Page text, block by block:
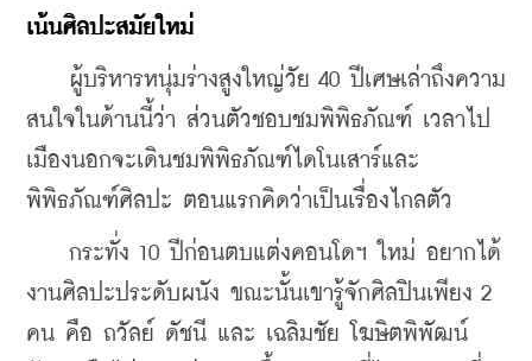
เน้นศิลปะสมัยใหม่
ผู้บริหารหนุ่มร่างสูงใหญ่วัย 40 ปีเศษเล่าถึงความ
สนใจในด้านนี้ว่า ส่วนตัวชอบชมพิพิธภัณฑ์ เวลาไป
เมืองนอกจะเดินชมพิพิธภัณฑ์ไดโนเสาร์และ
พิพิธภัณฑ์ศิลปะ ตอนแรกคิดว่าเป็นเรื่องไกลตัว
กระทั่ง 10 ปีก่อนตบแต่งคอนโดฯ ใหม่ อยากได้
งานศิลปะประดับผนัง ขณะนั้นเขารู้จักศิลปินเพียง 2
คน คือ ถวัลย์ ดัชนี และ เฉลิมชัย โฆษิตพิพัฒน์